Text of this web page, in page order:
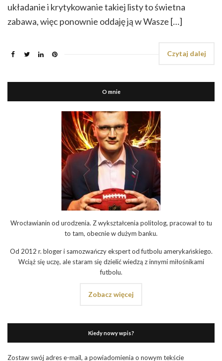
układanie i krytykowanie takiej listy to świetna
zabawa, więc ponownie oddaję ją w Wasze […]
Czytaj dalej
O mnie
Wrocławianin od urodzenia. Z wykształcenia politolog, pracował to tu
to tam, obecnie w dużym banku.
Od 2012 r. bloger i samozwańczy ekspert od futbolu amerykańskiego.
Wciąż się uczę, ale staram się dzielić wiedzą z innymi miłośnikami
futbolu.
Zobacz więcej
Kiedy nowy wpis?
Zostaw swój adres e-mail, a powiadomienia o nowym tekście